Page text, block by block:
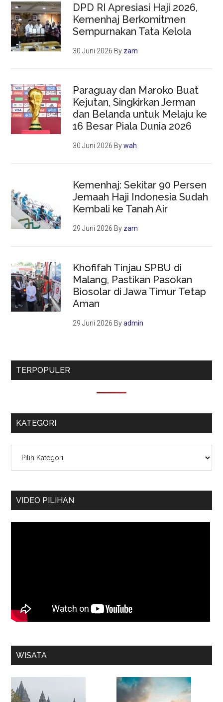
DPD RI Apresiasi Haji 2026,
Kemenhaj Berkomitmen
Sempurnakan Tata Kelola
30 Juni 2026 By zam
Paraguay dan Maroko Buat
Kejutan, Singkirkan Jerman
dan Belanda untuk Melaju ke
16 Besar Piala Dunia 2026
30 Juni 2026 Bywah
Kemenhaj: Sekitar 90 Persen
Jemaah Haji Indonesia Sudah
Kembali ke Tanah Air
29 Juni 2026 By zam
Khofifah Tinjau SPBU di
Malang, Pastikan Pasokan
Biosolar di Jawa Timur Tetap
Aman
29 Juni 2026 Byadmin
TERPOPULER
KATEGORI
VIDEO PILIHAN
WISATA